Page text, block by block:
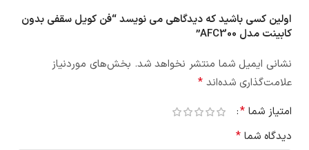
اولین کسی باشید که دیدگاهی می نویسد “فن کویل سقفی بدون
کابینت مدل AFC300”
نشانی ایمیل شما منتشر نخواهد شد. بخش‌های موردنیاز
علامت‌گذاری شده‌اند *
امتیاز شما *
دیدگاه شما *